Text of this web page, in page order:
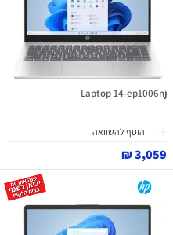
Laptop 14-ep1006nj
הוסף להשוואה
3,059 ₪